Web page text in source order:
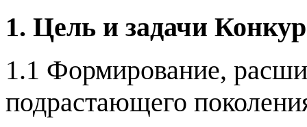
1. Цель и задачи
1.1 Формирование,
подрастающего